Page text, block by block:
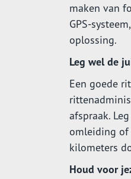
maken van
GPS-
oplossing.
Leg wel de
Een goede
afspraak.
omleiding of
kilometers
Houd voor